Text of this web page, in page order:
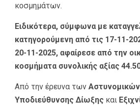
κοσμημάτων.
Ειδικότερα, σύμφωνα με
κατηγορούμενη από τις 17-11-
20-11-2025, αφαίρεσε από την
κοσμήματα συνολικής αξίας
Από την έρευνα των Αστυνομικών
Υποδιεύθυνσης Δίωξης και